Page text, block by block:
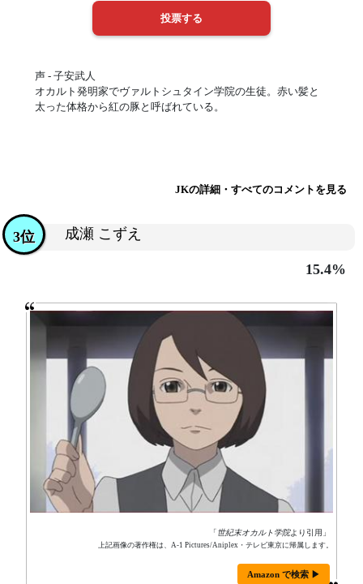
声 - 子安武人
オカルト発明家でヴァルトシュタイン学院の生徒。赤い髪と
太った体格から紅の豚と呼ばれている。
JKの詳細・すべてのコメントを見る
成瀬 こずえ
3位
15.4%
「世紀末オカルト学院より引用」
上記画像の著作権は、A-1 Pictures/Aniplex・テレビ東京に帰属します。
Amazon で検索 ▶